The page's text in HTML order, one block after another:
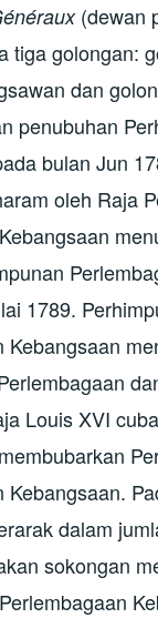
(dewan
tiga golongan:
dan
penubuhan
bulan Jun
oleh Raja
1789.
Kebangsaan
Louis XVI
Kebangsaan.
dalam
sokongan